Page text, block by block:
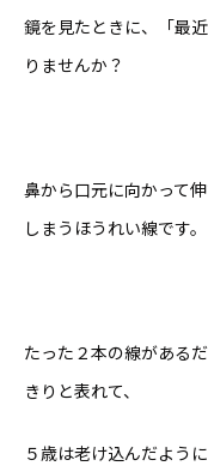
鏡を見たときに、「最
りませんか？
鼻から口元に向かって
しまうほうれい線です。
たった２本の線がある
きりと表れて、
５歳は老け込んだよう